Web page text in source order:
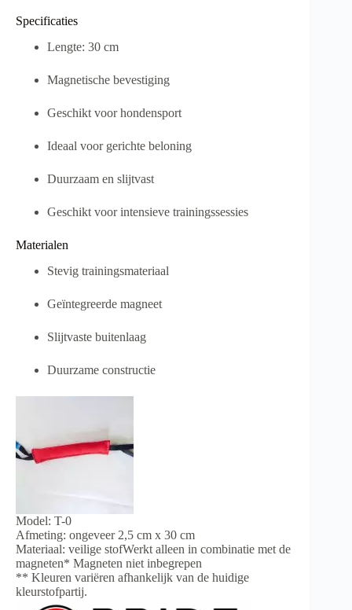
Specificaties
Lengte: 30 cm
Magnetische bevestiging
Geschikt voor hondensport
Ideaal voor gerichte beloning
Duurzaam en slijtvast
Geschikt voor intensieve trainingssessies
Materialen
Stevig trainingsmateriaal
Geïntegreerde magneet
Slijtvaste buitenlaag
Duurzame constructie
Model: T-0
Afmeting: ongeveer 2,5 cm x 30 cm
Materiaal: veilige stofWerkt alleen in combinatie met de
magneten* Magneten niet inbegrepen
** Kleuren variëren afhankelijk van de huidige
kleurstofpartij.